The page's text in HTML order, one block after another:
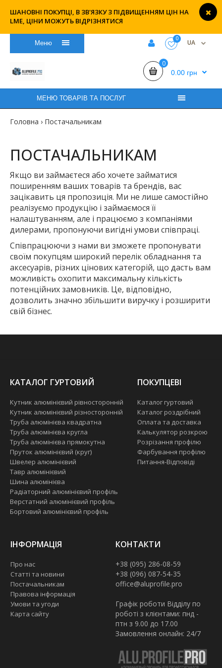
ШАНОВНІ ПОКУПЦІ, В ЗВ'ЯЗКУ З ПІДВИЩЕННЯМ ЦІН НА
LME, ЦІНИ МОЖУТЬ ВІДРІЗНЯТИСЯ
Меню
0 UA
0
0.00 грн
МЕНЮ ТОВАРІВ ТА ПОСЛУГ
Головна Постачальникам
ПОСТАЧАЛЬНИКАМ
Якщо ви займаєтеся або хочете займатися
поширенням ваших товарів та брендів, вас
зацікавить ця пропозиція. Ми не лише самостійно
реалізуємо продукцію і займаємося її
налаштуванням, але і працюємо з компаніями
дилерами, пропонуючи вигідні умови співпраці.
Співпрацюючи з нами ви зможете пропонувати
своїм покупцям широкий перелік обладнання та
аксесуарів, різних цінових категорій, що дасть вам
можливість охопити максимальну кількість
потенційних замовників. Це, відповідно,
дозволить значно збільшити виручку і розширити
свій бізнес.
КАТАЛОГ ГУРТОВИЙ
Кутник алюмінієвий рівносторонній
Кутник алюмінієвий різносторонній
Труба алюмінієва квадратна
Труба алюмінієва кругла
Труба алюмінієва прямокутна
Пруток алюмінієвий (круг)
Швелер алюмінієвий
Тавр алюмінієвий
Шина алюмінієва
Радіаторний алюмінієвий профіль
Верстатний алюмінієвий профіль
Бортовий алюмінієвий профіль
ПОКУПЦЕВІ
Каталог гуртовий
Каталог роздрібний
Оплата та доставка
Калькулятор розкрою
Розрізання профілю
Фарбування профілю
Питання-Відповіді
ІНФОРМАЦІЯ
Про нас
Статті та новини
Постачальникам
Правова інформація
Умови та угоди
Карта сайту
КОНТАКТИ
+38 (095) 286-08-59
+38 (096) 087-54-35
office@aluprofile.pro
Графік роботи Відділу по
роботі з клієнтами: пнд -
птн з 9.00 до 17.00
Замовлення онлайн: 24/7